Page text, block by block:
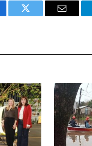
Twitter Email